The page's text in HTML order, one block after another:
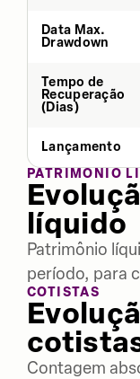
Data Max.
Drawdown
Tempo de
Recuperação
(Dias)
Lançamento
PATRIMÔNIO
líquido
Patrimônio
período, para
COTISTAS
Contagem